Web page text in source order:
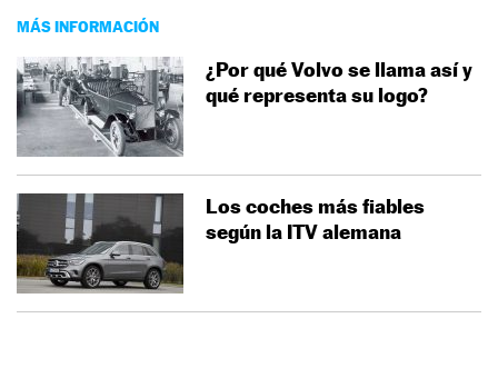
MÁS INFORMACIÓN
¿Por qué Volvo se llama así y
qué representa su logo?
Los coches más fiables
según la ITV alemana